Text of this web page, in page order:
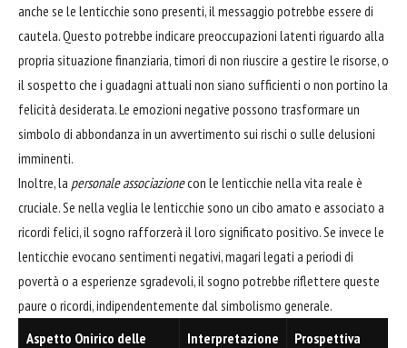
anche se le lenticchie sono presenti, il messaggio potrebbe essere di
cautela. Questo potrebbe indicare preoccupazioni latenti riguardo alla
propria situazione finanziaria, timori di non riuscire a gestire le risorse, o
il sospetto che i guadagni attuali non siano sufficienti o non portino la
felicità desiderata. Le emozioni negative possono trasformare un
simbolo di abbondanza in un avvertimento sui rischi o sulle delusioni
imminenti.
Inoltre, la personale associazionecon le lenticchie nella vita reale è
cruciale. Se nella veglia le lenticchie sono un cibo amato e associato a
ricordi felici, il sogno rafforzerà il loro significato positivo. Se invece le
lenticchie evocano sentimenti negativi, magari legati a periodi di
povertà o a esperienze sgradevoli, il sogno potrebbe riflettere queste
paure o ricordi, indipendentemente dal simbolismo generale.
Aspetto Onirico delle
Interpretazione
Prospettiva